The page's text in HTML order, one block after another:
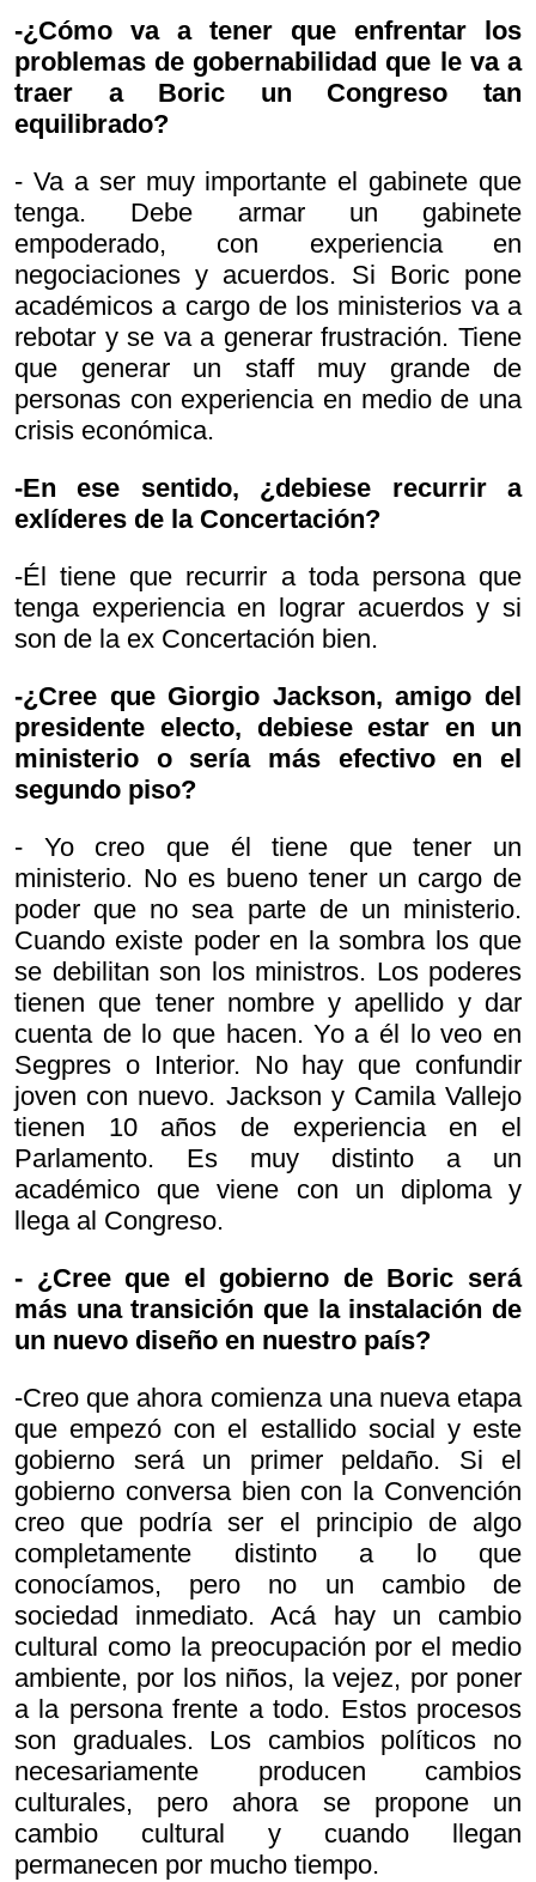
-¿Cómo va a tener que enfrentar los
problemas de gobernabilidad que le va a
traer a Boric un Congreso tan
equilibrado?
- Va a ser muy importante el gabinete que
tenga. Debe armar un gabinete
empoderado, con experiencia en
negociaciones y acuerdos. Si Boric pone
académicos a cargo de los ministerios va a
rebotar y se va a generar frustración. Tiene
que generar un staff muy grande de
personas con experiencia en medio de una
crisis económica.
-En ese sentido, ¿debiese recurrir a
exlíderes de la Concertación?
-Él tiene que recurrir a toda persona que
tenga experiencia en lograr acuerdos y si
son de la ex Concertación bien.
-¿Cree que Giorgio Jackson, amigo del
presidente electo, debiese estar en un
ministerio o sería más efectivo en el
segundo piso?
- Yo creo que él tiene que tener un
ministerio. No es bueno tener un cargo de
poder que no sea parte de un ministerio.
Cuando existe poder en la sombra los que
se debilitan son los ministros. Los poderes
tienen que tener nombre y apellido y dar
cuenta de lo que hacen. Yo a él lo veo en
Segpres o Interior. No hay que confundir
joven con nuevo. Jackson y Camila Vallejo
tienen 10 años de experiencia en el
Parlamento. Es muy distinto a un
académico que viene con un diploma y
llega al Congreso.
- ¿Cree que el gobierno de Boric será
más una transición que la instalación de
un nuevo diseño en nuestro país?
-Creo que ahora comienza una nueva etapa
que empezó con el estallido social y este
gobierno será un primer peldaño. Si el
gobierno conversa bien con la Convención
creo que podría ser el principio de algo
completamente distinto a lo que
conocíamos, pero no un cambio de
sociedad inmediato. Acá hay un cambio
cultural como la preocupación por el medio
ambiente, por los niños, la vejez, por poner
a la persona frente a todo. Estos procesos
son graduales. Los cambios políticos no
necesariamente producen cambios
culturales, pero ahora se propone un
cambio cultural y cuando llegan
permanecen por mucho tiempo.